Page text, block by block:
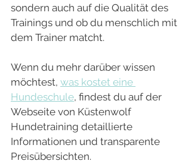
sondern auch auf die Qualität des
Trainings und ob du menschlich mit
dem Trainer matcht.
Wenn du mehr darüber wissen
möchtest, was kostet eine
Hundeschule, findest du auf der
Webseite von Küstenwolf
Hundetraining detaillierte
Informationen und transparente
Preisübersichten.